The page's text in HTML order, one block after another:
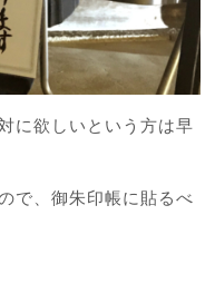
に欲しいという方は早
で、御朱印帳に貼るべ